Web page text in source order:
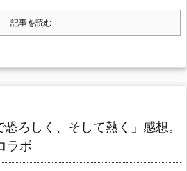
記事を読む
恐ろしく、そして熱く」感想。
ラボ